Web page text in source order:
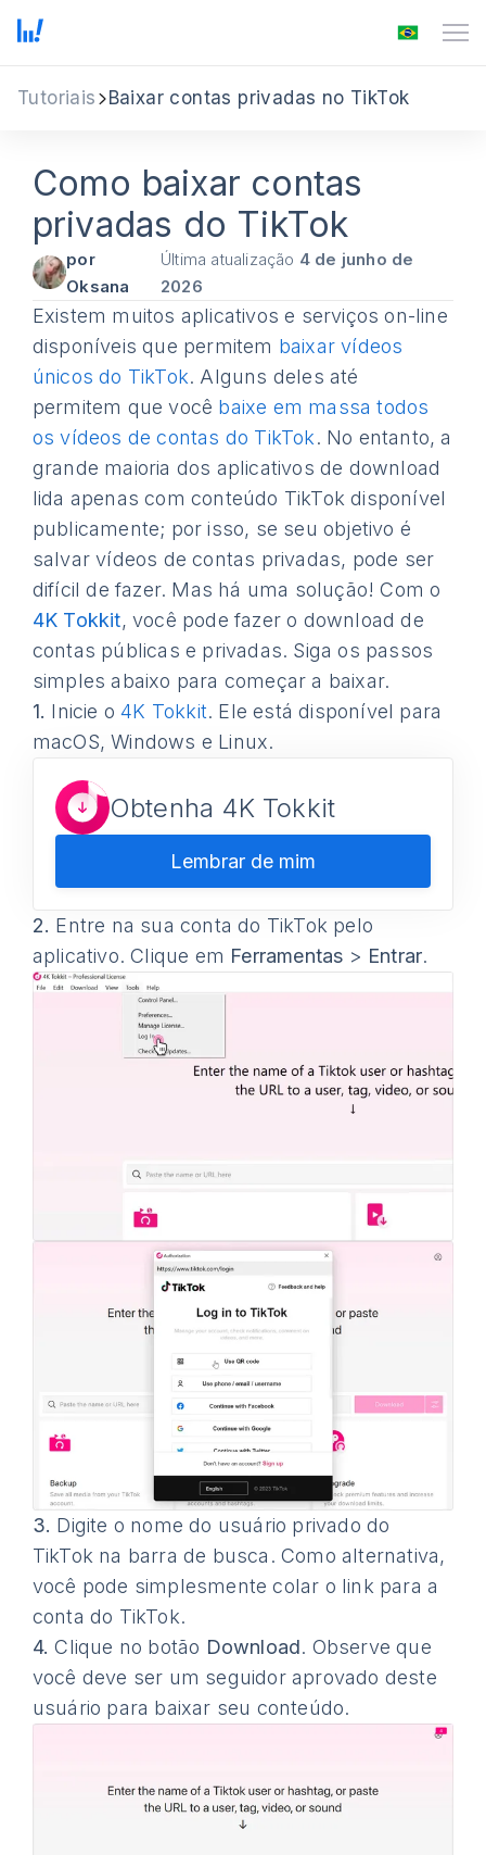
Tutoriais Baixar contas privadas no TikTok
Como baixar contas
privadas do TikTok
por
Oksana
Última atualização 4 de junho de
2026
Existem muitos aplicativos e serviços on-line
disponíveis que permitem baixar vídeos
únicos do TikTok. Alguns deles até
permitem que você baixe em massa todos
os vídeos de contas do TikTok. No entanto, a
grande maioria dos aplicativos de download
lida apenas com conteúdo TikTok disponível
publicamente; por isso, se seu objetivo é
salvar vídeos de contas privadas, pode ser
difícil de fazer. Mas há uma solução! Com o
4K Tokkit, você pode fazer o download de
contas públicas e privadas. Siga os passos
simples abaixo para começar a baixar.
1. Inicie o4K Tokkit. Ele está disponível para
macOS, Windows e Linux.
Obtenha 4K Tokkit
Lembrar de mim
2. Entre na sua conta do TikTok pelo
aplicativo. Clique em Ferramentas > Entrar.
3. Digite o nome do usuário privado do
TikTok na barra de busca. Como alternativa,
você pode simplesmente colar o link para a
conta do TikTok.
4. Clique no botão Download. Observe que
você deve ser um seguidor aprovado deste
usuário para baixar seu conteúdo.